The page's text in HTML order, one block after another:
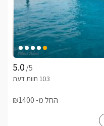
/5
החל מ- ₪1400